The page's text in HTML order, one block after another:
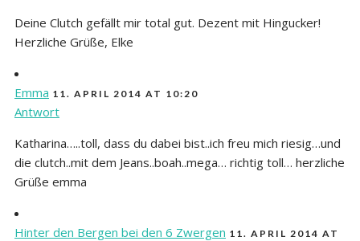
Deine Clutch gefällt mir total gut. Dezent mit Hingucker!
Herzliche Grüße, Elke
Emma 11. APRIL 2014 AT 10:20
Antwort
Katharina…..toll, dass du dabei bist..ich freu mich riesig…und
die clutch..mit dem Jeans..boah..mega… richtig toll… herzliche
Grüße emma
Hinter den Bergen bei den 6 Zwergen 11. APRIL 2014 AT